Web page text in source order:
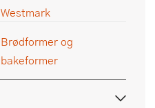
Westmark
Brødformer og
bakeformer